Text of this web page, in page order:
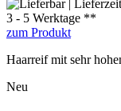
3 - 5 Werktage **
zum Produkt
Haarreif mit sehr
Neu